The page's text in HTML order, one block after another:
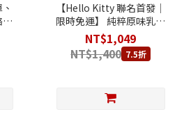
【Hello Kitty 聯名首發│
限時免運】 純粹原味乳酪
蛋糕 6吋+小小公爵3入禮
盒 〔甜點款〕
NT$1,049
NT$1,400 7.5折